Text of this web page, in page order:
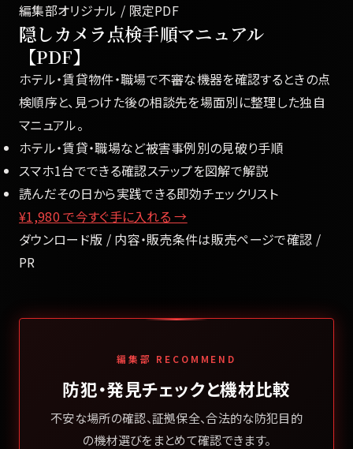
編集部オリジナル / 限定PDF
隠しカメラ点検手順マニュアル
【PDF】
ホテル・賃貸物件・職場で不審な機器を確認するときの点
検順序と、見つけた後の相談先を場面別に整理した独自
マニュアル。
ホテル・賃貸・職場など被害事例別の見破り手順
スマホ1台でできる確認ステップを図解で解説
読んだその日から実践できる即効チェックリスト
¥1,980で今すぐ手に入れる →
ダウンロード版 / 内容・販売条件は販売ページで確認 /
PR
編集部 RECOMMEND
防犯・発見チェックと機材比較
不安な場所の確認、証拠保全、合法的な防犯目的
の機材選びをまとめて確認できます。